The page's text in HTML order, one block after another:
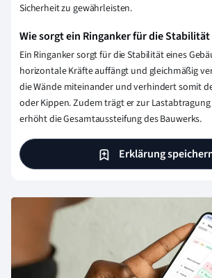
Sicherheit zu gewährleisten.
Wie sorgt ein Ringanker für die Stabilität
Ein Ringanker sorgt für die Stabilität eines
horizontale Kräfte auffängt und gleichmäßig
die Wände miteinander und verhindert somit
oder Kippen. Zudem trägt er zur Lastabtragung
erhöht die Gesamtaussteifung des Bauwerks.
Erklärung